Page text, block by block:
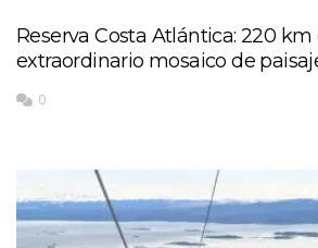
Reserva Costa Atlántica: 220 km
extraordinario mosaico de
0